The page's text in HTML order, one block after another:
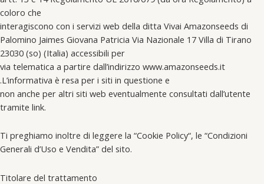
coloro che
interagiscono con i servizi web della ditta Vivai Amazonseeds di
Palomino Jaimes Giovana Patricia Via Nazionale 17 Villa di Tirano
23030 (so) (Italia) accessibili per
via telematica a partire dall’indirizzo www.amazonseeds.it
.L’informativa è resa per i siti in questione e
non anche per altri siti web eventualmente consultati dall’utente
tramite link.
Ti preghiamo inoltre di leggere la “Cookie Policy“, le “Condizioni
Generali d’Uso e Vendita” del sito.
Titolare del trattamento